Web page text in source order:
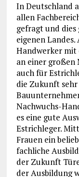
In Deutschland
allen
gefragt und
eigenen
Handwerker mit
an einer großen
auch für
die Zukunft
Nachwuchs-
es eine gute
Estrichleger.
Frauen ein
fachliche
der Zukunft
der Ausbildung